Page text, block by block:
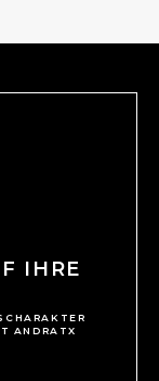
IHRE
ANDRATX